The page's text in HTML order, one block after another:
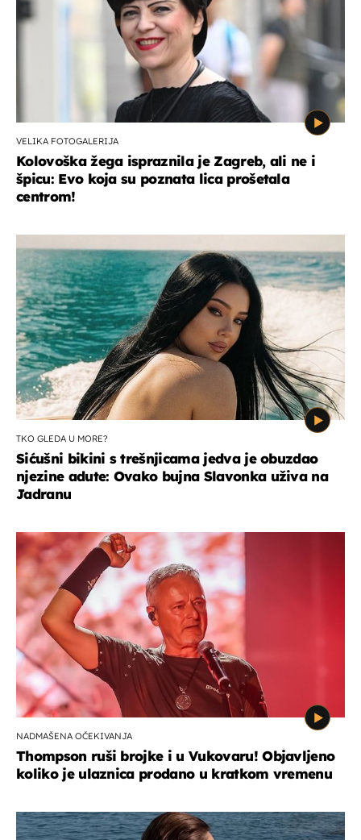
VELIKA FOTOGALERIJA
Kolovoška žega ispraznila je Zagreb, ali ne i
špicu: Evo koja su poznata lica prošetala
centrom!
TKO GLEDA U MORE?
Sićušni bikini s trešnjicama jedva je obuzdao
njezine adute: Ovako bujna Slavonka uživa na
Jadranu
NADMAŠENA OČEKIVANJA
Thompson ruši brojke i u Vukovaru! Objavljeno
koliko je ulaznica prodano u kratkom vremenu